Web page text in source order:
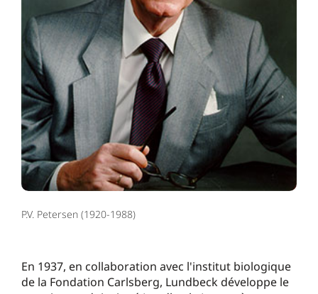
P.V. Petersen (1920-1988)
En 1937, en collaboration avec l'institut biologique
de la Fondation Carlsberg, Lundbeck développe le